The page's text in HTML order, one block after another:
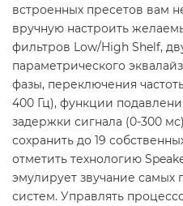
встроенных пресетов вам
вручную настроить
фильтров Low/High Shelf,
параметрического
фазы, переключения
400 Гц), функции
задержки сигнала (0-300
сохранить до 19
отметить технологию
эмулирует звучание самых
систем. Управлять